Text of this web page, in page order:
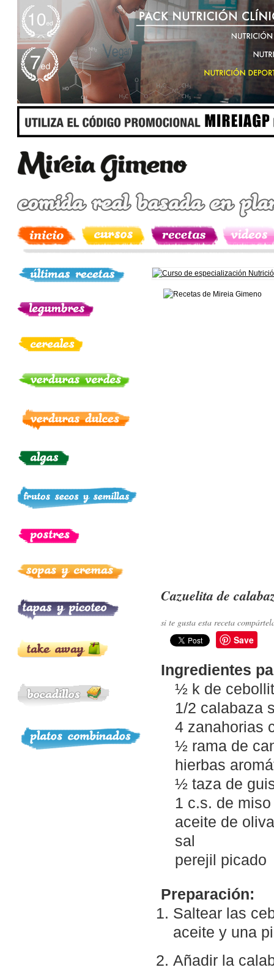
Cazuelita de
si te gusta esta receta
Save
Ingredientes
½ k de
1/2 calabaza
4 zanahorias
½ rama de
hierbas
½ taza de
1 c.s. de
aceite de oliva
sal
perejil picado
Preparación:
Saltear las
aceite y una
Añadir la